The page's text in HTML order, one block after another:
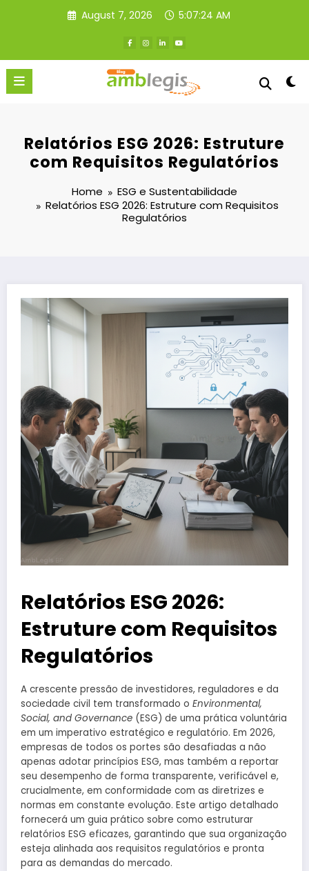
August 7, 2026 5:07:25 AM
Relatórios ESG 2026: Estruture
com Requisitos Regulatórios
Home
ESG e Sustentabilidade
Relatórios ESG 2026: Estruture com Requisitos
Regulatórios
Relatórios ESG 2026:
Estruture com Requisitos
Regulatórios
A crescente pressão de investidores, reguladores e da
sociedade civil tem transformado o Environmental,
Social, and Governance (ESG) de uma prática voluntária
em um imperativo estratégico e regulatório. Em 2026,
empresas de todos os portes são desafiadas a não
apenas adotar princípios ESG, mas também a reportar
seu desempenho de forma transparente, verificável e,
crucialmente, em conformidade com as diretrizes e
normas em constante evolução. Este artigo detalhado
fornecerá um guia prático sobre como estruturar
relatórios ESG eficazes, garantindo que sua organização
esteja alinhada aos requisitos regulatórios e pronta
para as demandas do mercado.